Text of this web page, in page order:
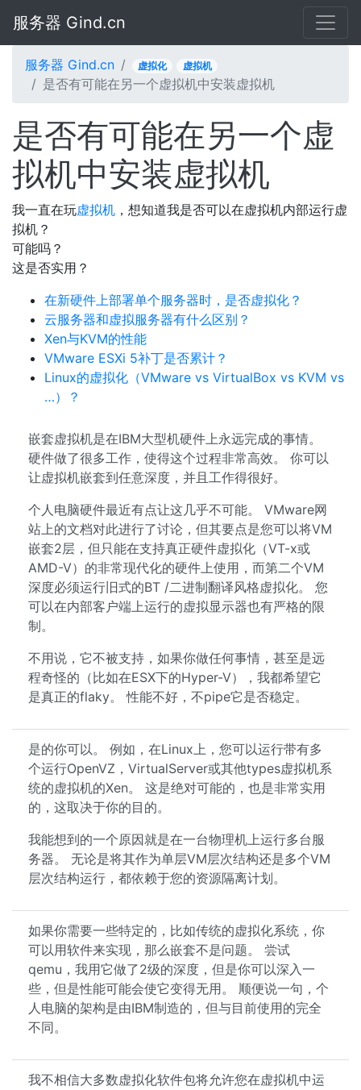
服务器 Gind.cn
服务器 Gind.cn 虚拟化 虚拟机
是否有可能在另一个虚拟机中安装虚拟机
是否有可能在另一个虚
拟机中安装虚拟机
我一直在玩虚拟机 ，想知道我是否可以在虚拟机内部运行虚
拟机？
可能吗？
这是否实用？
在新硬件上部署单个服务器时，是否虚拟化？
云服务器和虚拟服务器有什么区别？
Xen与KVM的性能
VMware ESXi 5补丁是否累计？
Linux的虚拟化（VMware vs VirtualBox vs KVM vs
…）？
嵌套虚拟机是在IBM大型机硬件上永远完成的事情。
硬件做了很多工作，使得这个过程非常高效。 你可以
让虚拟机嵌套到任意深度，并且工作得很好。
个人电脑硬件最近有点让这几乎不可能。 VMware网
站上的文档对此进行了讨论，但其要点是您可以将VM
嵌套2层，但只能在支持真正硬件虚拟化（VT-x或
AMD-V）的非常现代化的硬件上使用，而第二个VM
深度必须运行旧式的BT /二进制翻译风格虚拟化。 您
可以在内部客户端上运行的虚拟显示器也有严格的限
制。
不用说，它不被支持，如果你做任何事情，甚至是远
程奇怪的（比如在ESX下的Hyper-V），我都希望它
是真正的flaky。 性能不好，不pipe它是否稳定。
是的你可以。 例如，在Linux上，您可以运行带有多
个运行OpenVZ，VirtualServer或其他types虚拟机系
统的虚拟机的Xen。 这是绝对可能的，也是非常实用
的，这取决于你的目的。
我能想到的一个原因就是在一台物理机上运行多台服
务器。 无论是将其作为单层VM层次结构还是多个VM
层次结构运行，都依赖于您的资源隔离计划。
如果你需要一些特定的，比如传统的虚拟化系统，你
可以用软件来实现，那么嵌套不是问题。 尝试
qemu，我用它做了2级的深度，但是你可以深入一
些，但是性能可能会使它变得无用。 顺便说一句，个
人电脑的架构是由IBM制造的，但与目前使用的完全
不同。
我不相信大多数虚拟化软件包将允许您在虚拟机中运